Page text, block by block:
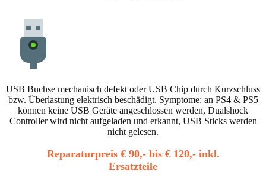
USB Buchse mechanisch defekt oder USB Chip durch Kurzschluss
bzw. Überlastung elektrisch beschädigt. Symptome: an PS4 & PS5
können keine USB Geräte angeschlossen werden, Dualshock
Controller wird nicht aufgeladen und erkannt, USB Sticks werden
nicht gelesen.
Reparaturpreis € 90,- bis € 120,- inkl.
Ersatzteile